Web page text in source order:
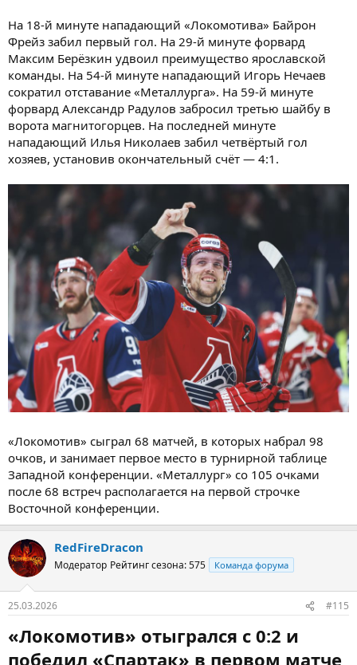
На 18-й минуте нападающий «Локомотива» Байрон
Фрейз забил первый гол. На 29-й минуте форвард
Максим Берёзкин удвоил преимущество ярославской
команды. На 54-й минуте нападающий Игорь Нечаев
сократил отставание «Металлурга». На 59-й минуте
форвард Александр Радулов забросил третью шайбу в
ворота магнитогорцев. На последней минуте
нападающий Илья Николаев забил четвёртый гол
хозяев, установив окончательный счёт — 4:1.
«Локомотив» сыграл 68 матчей, в которых набрал 98
очков, и занимает первое место в турнирной таблице
Западной конференции. «Металлург» со 105 очками
после 68 встреч располагается на первой строчке
Восточной конференции.
RedFireDracon
Модератор Рейтинг сезона: 575 Команда форума
25.03.2026 #115
«Локомотив» отыгрался с 0:2 и
победил «Спартак» в первом матче